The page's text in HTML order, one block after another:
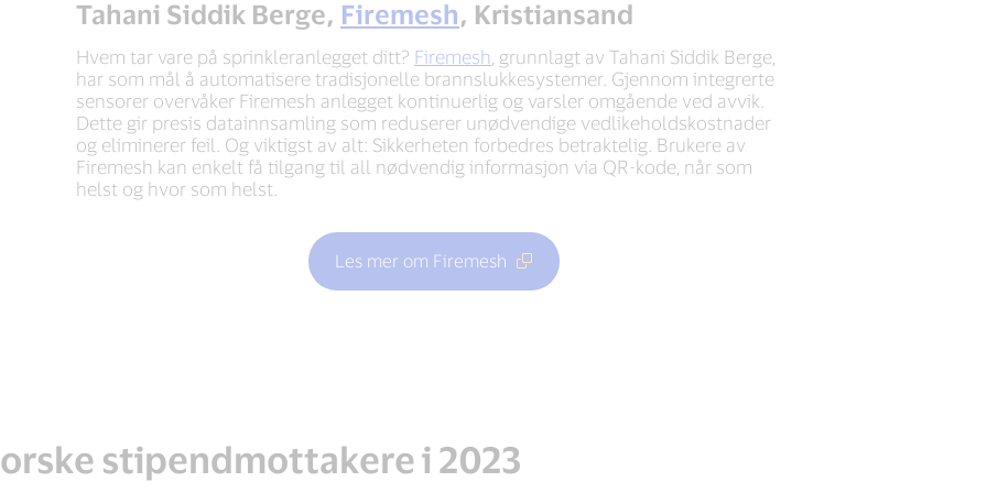
Tahani Siddik Berge, Firemesh, Kristiansand
Hvem tar vare på sprinkleranlegget ditt? Firemesh , grunnlagt av Tahani Siddik Berge,
har som mål å automatisere tradisjonelle brannslukkesystemer. Gjennom integrerte
sensorer overvåker Firemesh anlegget kontinuerlig og varsler omgående ved avvik.
Dette gir presis datainnsamling som reduserer unødvendige vedlikeholdskostnader
og eliminerer feil. Og viktigst av alt: Sikkerheten forbedres betraktelig. Brukere av
Firemesh kan enkelt få tilgang til all nødvendig informasjon via QR-kode, når som
helst og hvor som helst.
Les mer om Firemesh
stipendmottakere i 2023